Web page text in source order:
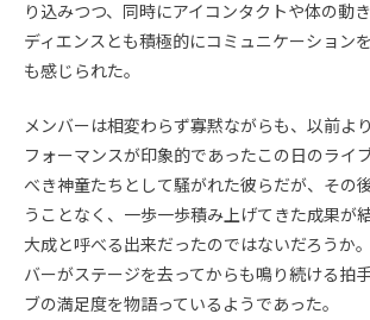
り込みつつ、同時にアイコンタクトや体の動
ディエンスとも積極的にコミュニケーション
も感じられた。
メンバーは相変わらず寡黙ながらも、以前よ
フォーマンスが印象的であったこの日のライ
べき神童たちとして騒がれた彼らだが、その
うことなく、一歩一歩積み上げてきた成果が
大成と呼べる出来だったのではないだろうか
バーがステージを去ってからも鳴り続ける拍
ブの満足度を物語っているようであった。